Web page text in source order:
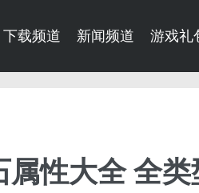
下载频道 新闻频道 游戏礼
属性大全 全